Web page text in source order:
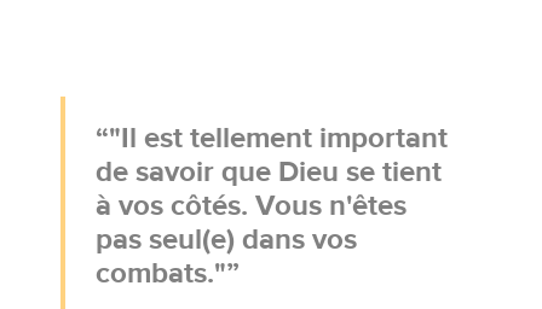
"Il est tellement important
de savoir que Dieu se tient
à vos côtés. Vous n'êtes
pas seul(e) dans vos
combats."